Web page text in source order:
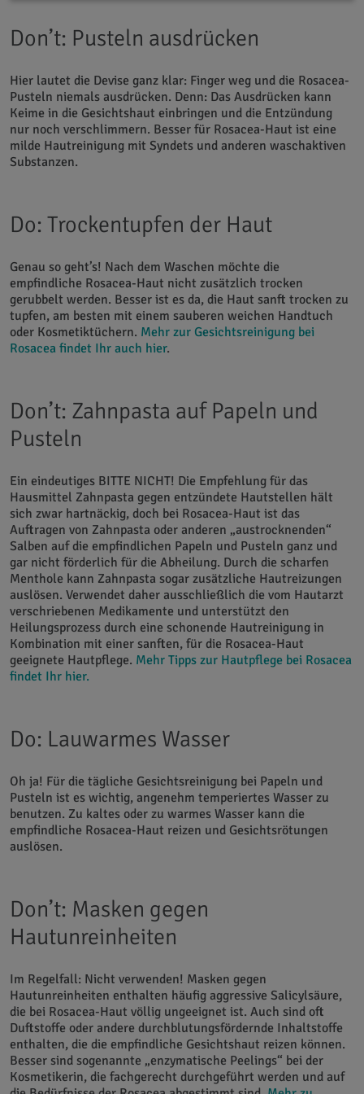
Don’t: Pusteln ausdrücken
Hier lautet die Devise ganz klar: Finger weg und die Rosacea-
Pusteln niemals ausdrücken. Denn: Das Ausdrücken kann
Keime in die Gesichtshaut einbringen und die Entzündung
nur noch verschlimmern. Besser für Rosacea-Haut ist eine
milde Hautreinigung mit Syndets und anderen waschaktiven
Substanzen.
Do: Trockentupfen der Haut
Genau so geht’s! Nach dem Waschen möchte die
empfindliche Rosacea-Haut nicht zusätzlich trocken
gerubbelt werden. Besser ist es da, die Haut sanft trocken zu
tupfen, am besten mit einem sauberen weichen Handtuch
oder Kosmetiktüchern. Mehr zur Gesichtsreinigung bei
Rosacea findet Ihr auch hier.
Don’t: Zahnpasta auf Papeln und
Pusteln
Ein eindeutiges BITTE NICHT! Die Empfehlung für das
Hausmittel Zahnpasta gegen entzündete Hautstellen hält
sich zwar hartnäckig, doch bei Rosacea-Haut ist das
Auftragen von Zahnpasta oder anderen „austrocknenden“
Salben auf die empfindlichen Papeln und Pusteln ganz und
gar nicht förderlich für die Abheilung. Durch die scharfen
Menthole kann Zahnpasta sogar zusätzliche Hautreizungen
auslösen. Verwendet daher ausschließlich die vom Hautarzt
verschriebenen Medikamente und unterstützt den
Heilungsprozess durch eine schonende Hautreinigung in
Kombination mit einer sanften, für die Rosacea-Haut
geeignete Hautpflege. Mehr Tipps zur Hautpflege bei Rosacea
findet Ihr hier.
Do: Lauwarmes Wasser
Oh ja! Für die tägliche Gesichtsreinigung bei Papeln und
Pusteln ist es wichtig, angenehm temperiertes Wasser zu
benutzen. Zu kaltes oder zu warmes Wasser kann die
empfindliche Rosacea-Haut reizen und Gesichtsrötungen
auslösen.
Don’t: Masken gegen
Hautunreinheiten
Im Regelfall: Nicht verwenden! Masken gegen
Hautunreinheiten enthalten häufig aggressive Salicylsäure,
die bei Rosacea-Haut völlig ungeeignet ist. Auch sind oft
Duftstoffe oder andere durchblutungsfördernde Inhaltstoffe
enthalten, die die empfindliche Gesichtshaut reizen können.
Besser sind sogenannte „enzymatische Peelings“ bei der
Kosmetikerin, die fachgerecht durchgeführt werden und auf